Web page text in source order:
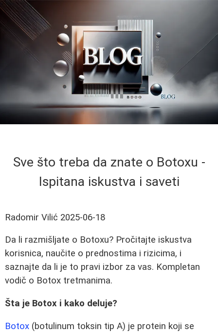
Sve što treba da znate o Botoxu -
Ispitana iskustva i saveti
Radomir Vilić 2025-06-18
Da li razmišljate o Botoxu? Pročitajte iskustva
korisnica, naučite o prednostima i rizicima, i
saznajte da li je to pravi izbor za vas. Kompletan
vodič o Botox tretmanima.
Šta je Botox i kako deluje?
Botox (botulinum toksin tip A) je protein koji se